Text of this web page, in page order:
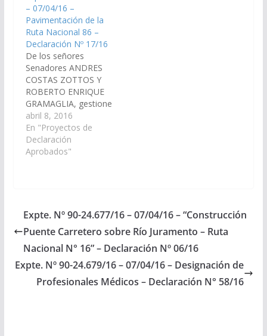
de su fuente laboral.
(Expte. Nº 90-
25.154/16) Declaración
Nº 213/16 Aprobado el
21/07/2016
– 07/04/16 –
Pavimentación de la
Ruta Nacional 86 –
Declaración Nº 17/16
De los señores
Senadores ANDRES
COSTAS ZOTTOS Y
ROBERTO ENRIQUE
GRAMAGLIA, gestione
ante el gobierno
nacional la inclusión en
el Plan Belgrano, la
pavimentación de la
24.708/16) Declaración
Nº 17/16 Aprobado el
07/04/2016
abril 8, 2016
En "Proyectos de
Declaración
Aprobados"
Expte. Nº 90-24.677/16 – 07/04/16 – “Construcción
Puente Carretero sobre Río Juramento – Ruta
Nacional N° 16” – Declaración Nº 06/16
Expte. Nº 90-24.679/16 – 07/04/16 – Designación de
Profesionales Médicos – Declaración N° 58/16